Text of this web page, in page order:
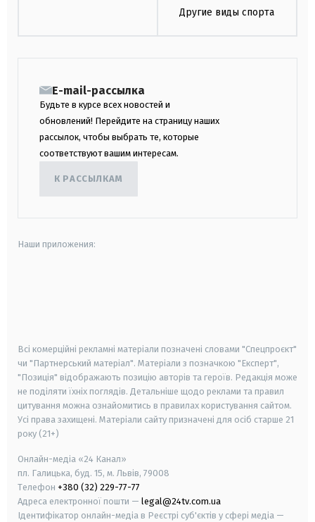
Другие виды спорта
E-mail-рассылка
Будьте в курсе всех новостей и
обновлений! Перейдите на страницу наших
рассылок, чтобы выбрать те, которые
соответствуют вашим интересам.
К РАССЫЛКАМ
Наши приложения:
Всі комерційні рекламні матеріали позначені словами "Спецпроєкт"
чи "Партнерський матеріал". Матеріали з позначкою "Експерт",
"Позиція" відображають позицію авторів та героїв. Редакція може
не поділяти їхніх поглядів. Детальніше щодо реклами та правил
цитування можна ознайомитись в правилах користування сайтом.
Усі права захищені. Матеріали сайту призначені для осіб старше 21
року (21+)
Онлайн-медіа «24 Канал»
пл. Галицька, буд. 15, м. Львів, 79008
Телефон +380 (32) 229-77-77
Адреса електронної пошти — legal@24tv.com.ua
Ідентифікатор онлайн-медіа в Реєстрі суб'єктів у сфері медіа —